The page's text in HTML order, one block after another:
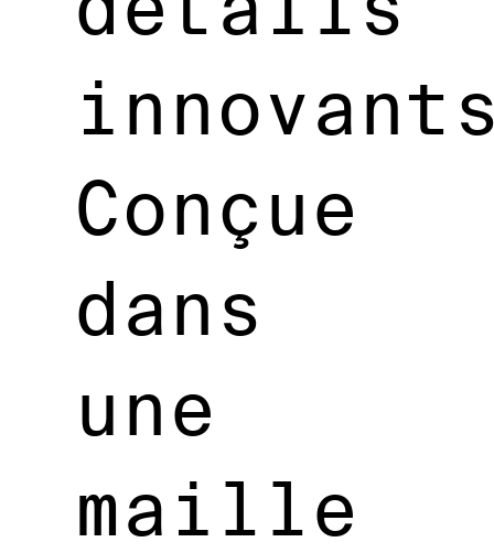
Conçue
dans
une
maille